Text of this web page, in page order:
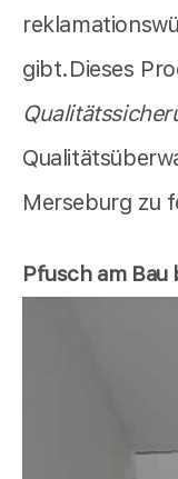
gibt.Dieses
Merseburg zu
Pfusch am Bau